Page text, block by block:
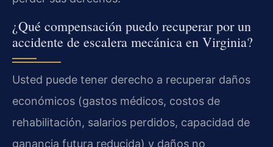
¿Qué compensación puedo recuperar por un
accidente de escalera mecánica en Virginia?
Usted puede tener derecho a recuperar daños
económicos (gastos médicos, costos de
rehabilitación, salarios perdidos, capacidad de
ganancia futura reducida) y daños no